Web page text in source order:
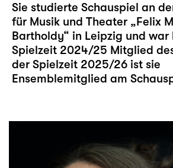
Sie studierte Schauspiel an
für Musik und Theater „Felix
Bartholdy“ in Leipzig und war
Spielzeit 2024/25 Mitglied
der Spielzeit 2025/26 ist sie
Ensemblemitglied am